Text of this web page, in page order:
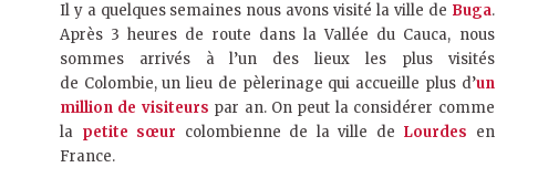
Il y a quelques semaines nous avons visité la ville de Buga.
Après 3 heures de route dans la Vallée du Cauca, nous
sommes arrivés à l’un des lieux les plus visités
de Colombie, un lieu de pèlerinage qui accueille plus d’un
million de visiteurs par an. On peut la considérer comme
la petite sœur colombienne de la ville de Lourdes en
France.